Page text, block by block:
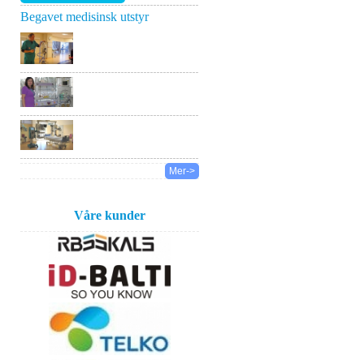
Begavet medisinsk utstyr
Mer->
Våre kunder